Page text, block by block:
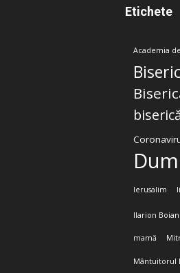
Etichete
Academia
Ierusalim
Ilarion Boian
mamă
Mântuitorul